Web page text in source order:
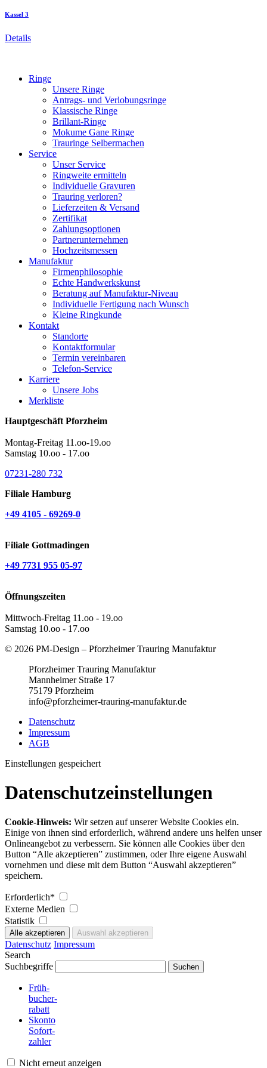
Kassel 3
Details
Ringe
Unsere Ringe
Antrags- und Verlobungsringe
Klassische Ringe
Brillant-Ringe
Mokume Gane Ringe
Trauringe Selbermachen
Service
Unser Service
Ringweite ermitteln
Individuelle Gravuren
Trauring verloren?
Lieferzeiten & Versand
Zertifikat
Zahlungsoptionen
Partnerunternehmen
Hochzeitsmessen
Manufaktur
Firmenphilosophie
Echte Handwerkskunst
Beratung auf Manufaktur-Niveau
Individuelle Fertigung nach Wunsch
Kleine Ringkunde
Kontakt
Standorte
Kontaktformular
Termin vereinbaren
Telefon-Service
Karriere
Unsere Jobs
Merkliste
Hauptgeschäft Pforzheim
Montag-Freitag 11.oo-19.oo
Samstag 10.oo - 17.oo
07231-280 732
Filiale Hamburg
+49 4105 - 69269-0
Filiale Gottmadingen
+49 7731 955 05-97
Öffnungszeiten
Mittwoch-Freitag 11.oo - 19.oo
Samstag 10.oo - 17.oo
© 2026 PM-Design – Pforzheimer Trauring Manufaktur
Pforzheimer Trauring Manufaktur
Mannheimer Straße 17
75179 Pforzheim
info@pforzheimer-trauring-manufaktur.de
Datenschutz
Impressum
AGB
Einstellungen gespeichert
Datenschutzeinstellungen
Cookie-Hinweis: Wir setzen auf unserer Website Cookies ein.
Einige von ihnen sind erforderlich, während andere uns helfen unser
Onlineangebot zu verbessern. Sie können alle Cookies über den
Button “Alle akzeptieren” zustimmen, oder Ihre eigene Auswahl
vornehmen und diese mit dem Button “Auswahl akzeptieren”
speichern.
Erforderlich*
Externe Medien
Statistik
Datenschutz Impressum
Search
Suchbegriffe
Früh-
bucher-
rabatt
Skonto
Sofort-
zahler
Nicht erneut anzeigen